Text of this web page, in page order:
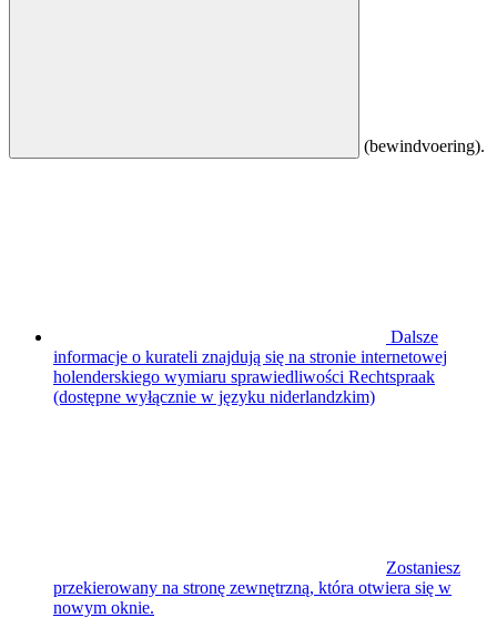
(bewindvoering).
Dalsze
informacje o kurateli znajdują się na stronie internetowej
holenderskiego wymiaru sprawiedliwości Rechtspraak
(dostępne wyłącznie w języku niderlandzkim)
Zostaniesz
przekierowany na stronę zewnętrzną, która otwiera się w
nowym oknie.